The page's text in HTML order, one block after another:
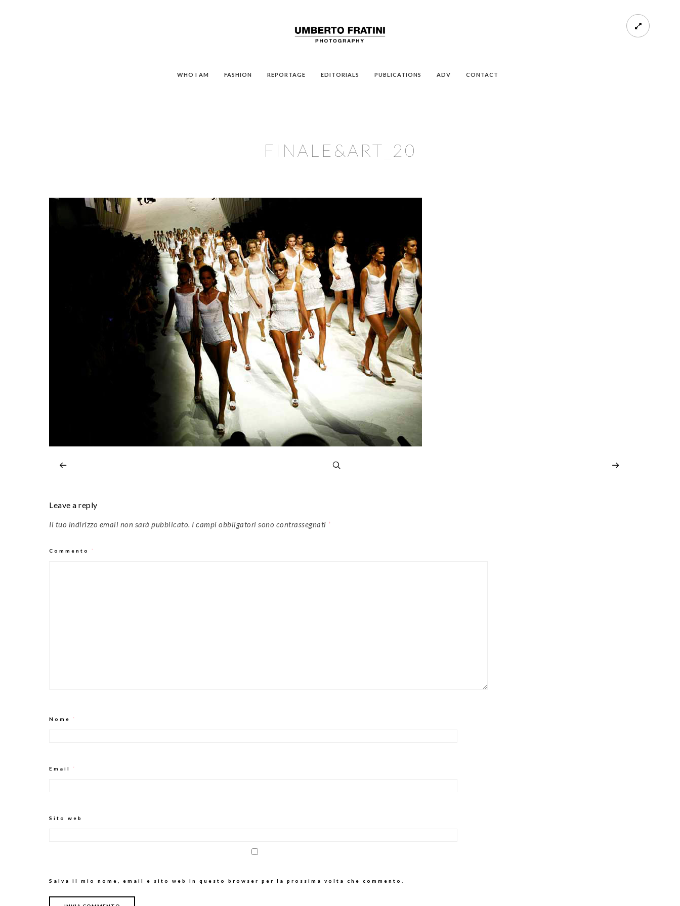
WHO I AM FASHION REPORTAGE EDITORIALS PUBLICATIONS ADV CONTACT
FINALE&ART_20
Leave a reply
Il tuo indirizzo email non sarà pubblicato. I campi obbligatori sono contrassegnati *
Commento *
Nome *
Email *
Sito web
Salva il mio nome, email e sito web in questo browser per la prossima volta che commento.